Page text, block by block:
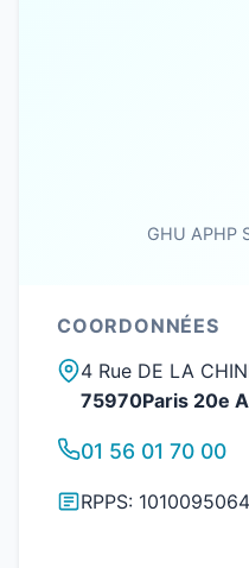
GHU APHP
COORDONNÉES
4 Rue DE LA
75970Paris 20e
01 56 01 70 00
RPPS: